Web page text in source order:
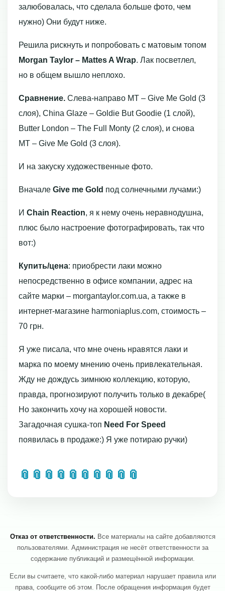
залюбовалась, что сделала больше фото, чем
нужно) Они будут ниже.
Решила рискнуть и попробовать с матовым топом
Morgan Taylor – Mattes A Wrap. Лак посветлел,
но в общем вышло неплохо.
Сравнение. Слева-направо MT – Give Me Gold (3
слоя), China Glaze – Goldie But Goodie (1 слой),
Butter London – The Full Monty (2 слоя), и снова
MT – Give Me Gold (3 слоя).
И на закуску художественные фото.
Вначале Give me Gold под солнечными лучами:)
И Chain Reaction, я к нему очень неравнодушна,
плюс было настроение фотографировать, так что
вот:)
Купить/цена: приобрести лаки можно
непосредственно в офисе компании, адрес на
сайте марки – morgantaylor.com.ua, а также в
интернет-магазине harmoniaplus.com, стоимость –
70 грн.
Я уже писала, что мне очень нравятся лаки и
марка по моему мнению очень привлекательная.
Жду не дождусь зимнюю коллекцию, которую,
правда, прогнозируют получить только в декабре(
Но закончить хочу на хорошей новости.
Загадочная сушка-топ Need For Speed
появилась в продаже:) Я уже потираю ручки)
📎 📎 📎 📎 📎 📎 📎 📎 📎 📎
Отказ от ответственности. Все материалы на сайте добавляются
пользователями. Администрация не несёт ответственности за
содержание публикаций и размещённой информации.
Если вы считаете, что какой-либо материал нарушает правила или
права, сообщите об этом. После обращения информация будет